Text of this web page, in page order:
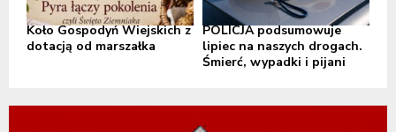
Koło Gospodyń Wiejskich z
dotacją od marszałka
POLICJA podsumowuje
lipiec na naszych drogach.
Śmierć, wypadki i pijani